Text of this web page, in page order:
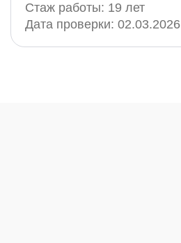
Стаж работы: 19 лет
Дата проверки: 02.03.2026